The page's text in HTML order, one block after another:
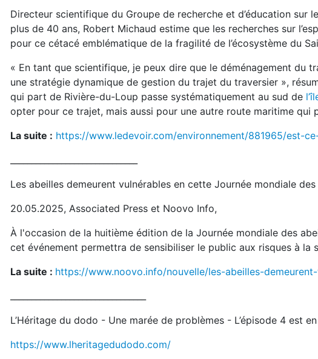
Directeur scientifique du Groupe de recherche et d’éducation sur
plus de 40 ans, Robert Michaud estime que les recherches sur
pour ce cétacé emblématique de la fragilité de l’écosystème du
« En tant que scientifique, je peux dire que le déménagement du
une stratégie dynamique de gestion du trajet du traversier »,
qui part de Rivière-du-Loup passe systématiquement au sud de
opter pour ce trajet, mais aussi pour une autre route maritime qui
La suite : https://www.ledevoir.com/environnement/881965/est-
Les abeilles demeurent vulnérables en cette Journée mondiale
20.05.2025, Associated Press et Noovo Info,
À l'occasion de la huitième édition de la Journée mondiale des
cet événement permettra de sensibiliser le public aux risques à la
La suite : https://www.noovo.info/nouvelle/les-abeilles-
L’Héritage du dodo - Une marée de problèmes - L’épisode 4 est
https://www.lheritagedudodo.com/